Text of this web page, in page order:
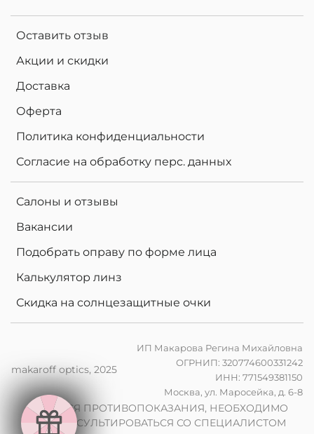
Оставить отзыв
Акции и скидки
Доставка
Оферта
Политика конфиденциальности
Согласие на обработку перс. данных
Салоны и отзывы
Вакансии
Подобрать оправу по форме лица
Калькулятор линз
Скидка на солнцезащитные очки
makaroff optics, 2025
ИП Макарова Регина Михайловна
ОГРНИП: 320774600331242
ИНН: 771549381150
Москва, ул. Маросейка, д. 6-8
ИМЕЮТСЯ ПРОТИВОПОКАЗАНИЯ, НЕОБХОДИМО
ПРОКОНСУЛЬТИРОВАТЬСЯ СО СПЕЦИАЛИСТОМ
2
0
%
н
а
к
о
м
п
ь
ю
т
е
р
ы
л
и
н
з
ы
п
р
и
з
а
к
а
з
е
о
ч
к
о